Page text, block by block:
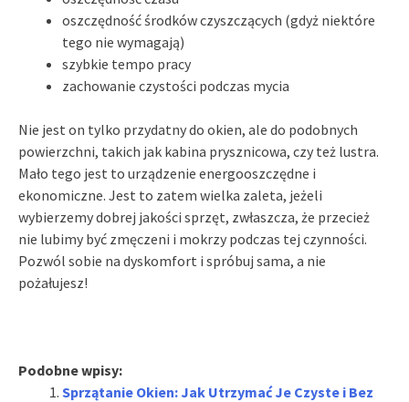
oszczędność środków czyszczących (gdyż niektóre
tego nie wymagają)
szybkie tempo pracy
zachowanie czystości podczas mycia
Nie jest on tylko przydatny do okien, ale do podobnych
powierzchni, takich jak kabina prysznicowa, czy też lustra.
Mało tego jest to urządzenie energooszczędne i
ekonomiczne. Jest to zatem wielka zaleta, jeżeli
wybierzemy dobrej jakości sprzęt, zwłaszcza, że przecież
nie lubimy być zmęczeni i mokrzy podczas tej czynności.
Pozwól sobie na dyskomfort i spróbuj sama, a nie
pożałujesz!
Podobne wpisy:
Sprzątanie Okien: Jak Utrzymać Je Czyste i Bez